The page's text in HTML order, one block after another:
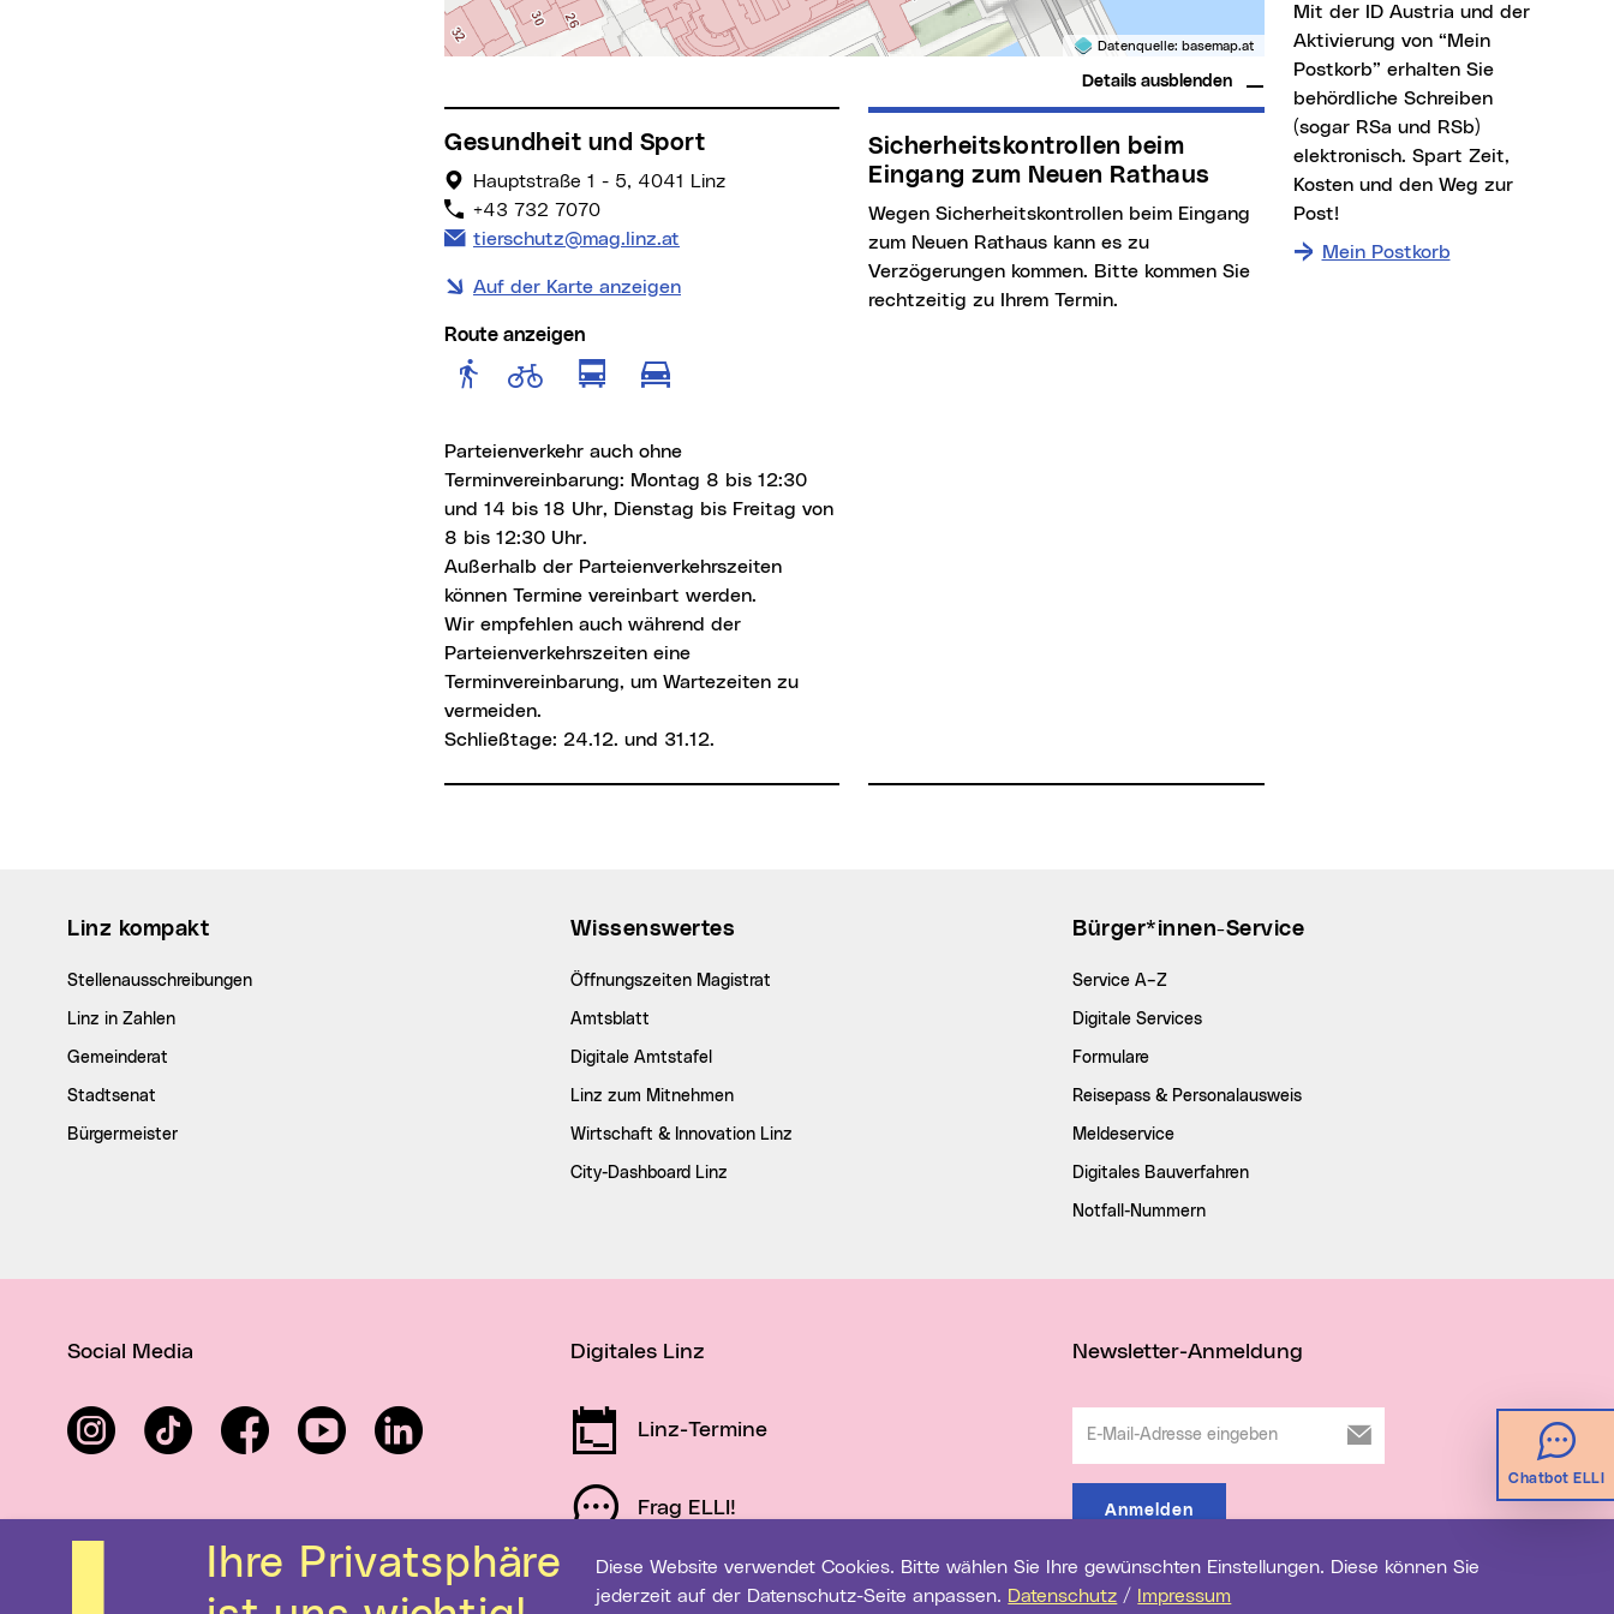
Diese Website verwendet Cookies. Bitte wählen Sie Ihre gewünschten Einstellungen. Diese können Sie
jederzeit auf der Datenschutz-Seite anpassen. Datenschutz / Impressum
Datenquelle: basemap.at
Details ausblenden
Gesundheit und Sport
Hauptstraße 1 - 5, 4041 Linz
+43 732 7070
E-Mail Adresse:
tierschutz@mag.linz.at
Auf der Karte anzeigen
Route anzeigen
Route anzeigen für Fußgänger
Route anzeigen für Radfahrer
Route anzeigen für öffentliche Verkehrsmittel
Route anzeigen für motorisierten Individualverkehr
Parteienverkehr auch ohne
Terminvereinbarung: Montag 8 bis 12:30
und 14 bis 18 Uhr, Dienstag bis Freitag von
8 bis 12:30 Uhr.
Außerhalb der Parteienverkehrszeiten
können Termine vereinbart werden.
Wir empfehlen auch während der
Parteienverkehrszeiten eine
Terminvereinbarung, um Wartezeiten zu
vermeiden.
Schließtage: 24.12. und 31.12.
Sicherheitskontrollen beim
Eingang zum Neuen Rathaus
Wegen Sicherheitskontrollen beim Eingang
zum Neuen Rathaus kann es zu
Verzögerungen kommen. Bitte kommen Sie
rechtzeitig zu Ihrem Termin.
Mit der ID Austria und der
Aktivierung von “Mein
Postkorb” erhalten Sie
behördliche Schreiben
(sogar RSa und RSb)
elektronisch. Spart Zeit,
Kosten und den Weg zur
Post!
Mein Postkorb
Chatbot ELLI
Linz kompakt
Stellenausschreibungen
Linz in Zahlen
Gemeinderat
Stadtsenat
Bürgermeister
Wissenswertes
Öffnungszeiten Magistrat
Amtsblatt
Digitale Amtstafel
Linz zum Mitnehmen
Wirtschaft & Innovation Linz
City-Dashboard Linz
Bürger*innen-Service
Service A–Z
Digitale Services
Formulare
Reisepass & Personalausweis
Meldeservice
Digitales Bauverfahren
Notfall-Nummern
Social Media
InstagramTikTok FacebookYouTube LinkedIn
Digitales Linz
Linz-Termine
Frag ELLI!
Schau auf Linz
Newsletter-Anmeldung
Anmelden